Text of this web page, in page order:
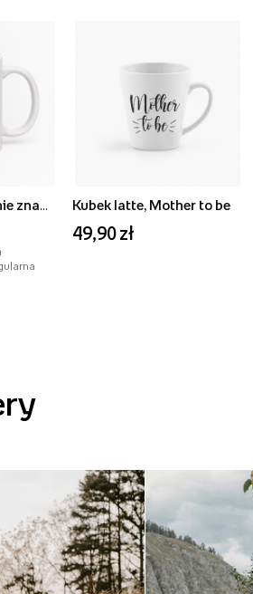
Kubek latte, Mother to be
49,90 zł